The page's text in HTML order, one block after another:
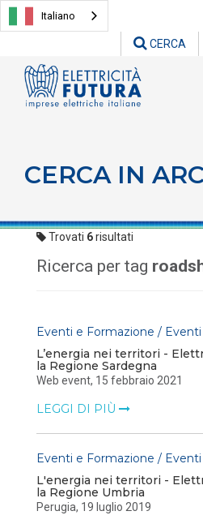
Italiano
CERCA
CERCA IN
Trovati 6risultati
Ricerca per tag
Eventi e Formazione / Eventi
L’energia nei territori -
la Regione Sardegna
Web event, 15 febbraio 2021
LEGGI DI PIÙ
Eventi e Formazione / Eventi
L'energia nei territori -
la Regione Umbria
Perugia, 19 luglio 2019